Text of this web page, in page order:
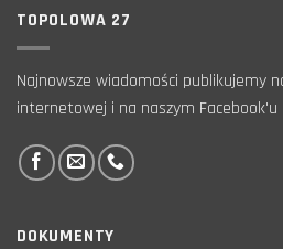
TOPOLOWA 27
Najnowsze wiadomości publikujemy
internetowej i na naszym Facebook'u
DOKUMENTY